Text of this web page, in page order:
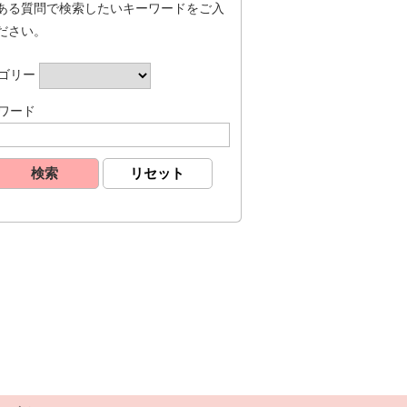
る質問で検索したいキーワードをご入
さい。
リー
ード